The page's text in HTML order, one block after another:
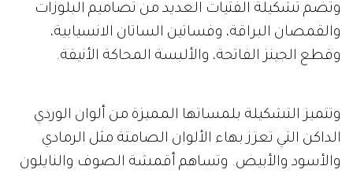
وتضم تشكيلة الفتيات العديد من تصاميم البلوزات
والقمصان البراقة، وفساتين الساتان الانسيابية،
وقطع الجينز الفاتحة، والألبسة المحاكة الأنيقة.
وتتميز التشكيلة بلمساتها المميزة من ألوان الوردي
الداكن التي تعزز بهاء الألوان الصامتة مثل الرمادي
والأسود والأبيض. وتساهم أقمشة الصوف والنايلون